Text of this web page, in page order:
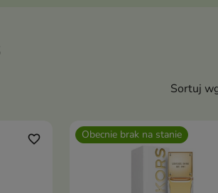
Sortuj
favorite_border Obecnie brak na stanie